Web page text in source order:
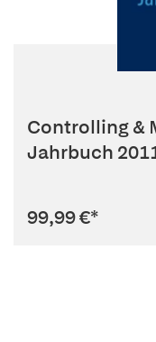
Controlling &
Jahrbuch
99,99 €*